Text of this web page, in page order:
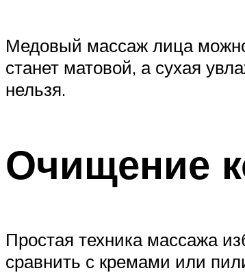
Медовый массаж лица
станет матовой, а сухая
нельзя.
Очищение
Простая техника массажа
сравнить с кремами или